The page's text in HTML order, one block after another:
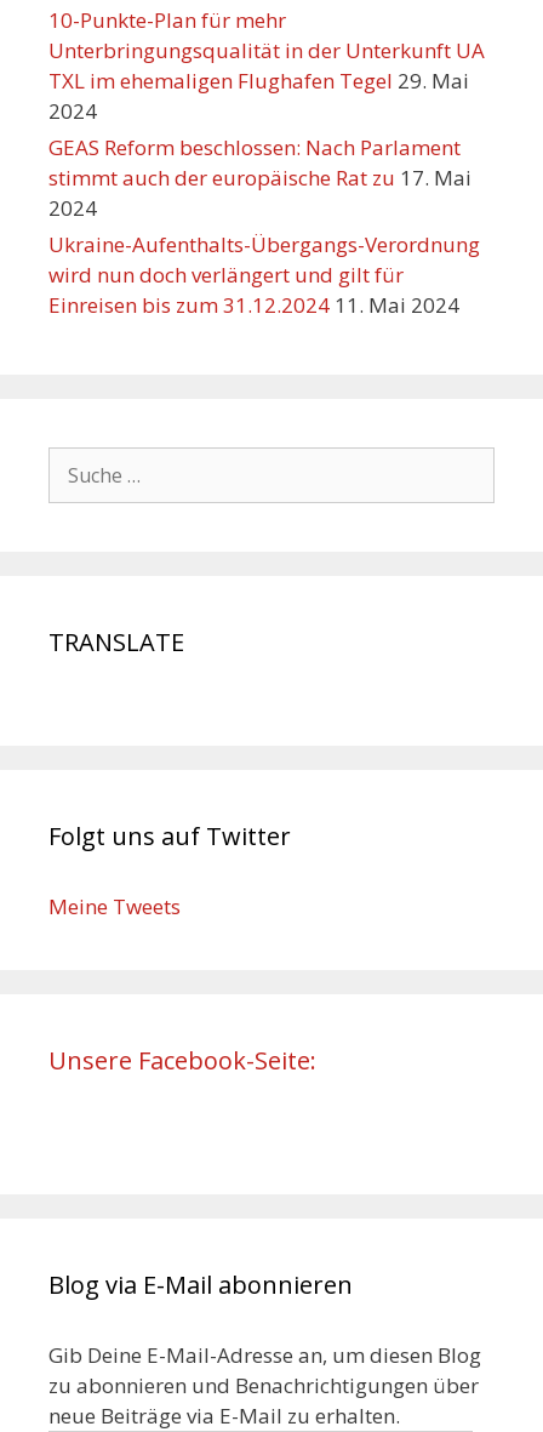
10-Punkte-Plan für mehr
Unterbringungsqualität in der Unterkunft UA
TXL im ehemaligen Flughafen Tegel 29. Mai
2024
GEAS Reform beschlossen: Nach Parlament
stimmt auch der europäische Rat zu 17. Mai
2024
Ukraine-Aufenthalts-Übergangs-Verordnung
wird nun doch verlängert und gilt für
Einreisen bis zum 31.12.2024 11. Mai 2024
TRANSLATE
Folgt uns auf Twitter
Meine Tweets
Unsere Facebook-Seite:
Blog via E-Mail abonnieren
Gib Deine E-Mail-Adresse an, um diesen Blog
zu abonnieren und Benachrichtigungen über
neue Beiträge via E-Mail zu erhalten.